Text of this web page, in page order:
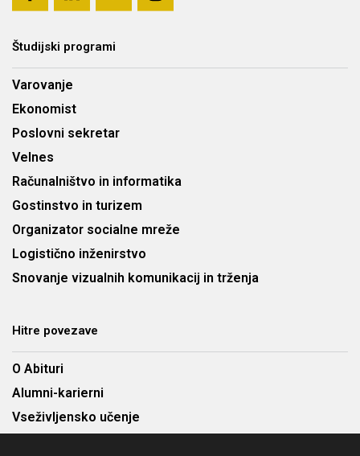
Študijski programi
Varovanje
Ekonomist
Poslovni sekretar
Velnes
Računalništvo in informatika
Gostinstvo in turizem
Organizator socialne mreže
Logistično inženirstvo
Snovanje vizualnih komunikacij in trženja
Hitre povezave
O Abituri
Alumni-karierni
Vseživljensko učenje